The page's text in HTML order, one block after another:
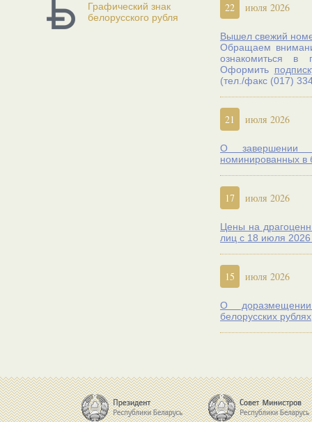
Графический знак
белорусского рубля
22 июля 2026
Вышел свежий
Обращаем
ознакомиться в
Оформить
(тел./факс (017)
21 июля 2026
О завершении
номинированных в
17 июля 2026
Цены на
лиц с 18 июля 2026
15 июля 2026
О
белорусских рублях